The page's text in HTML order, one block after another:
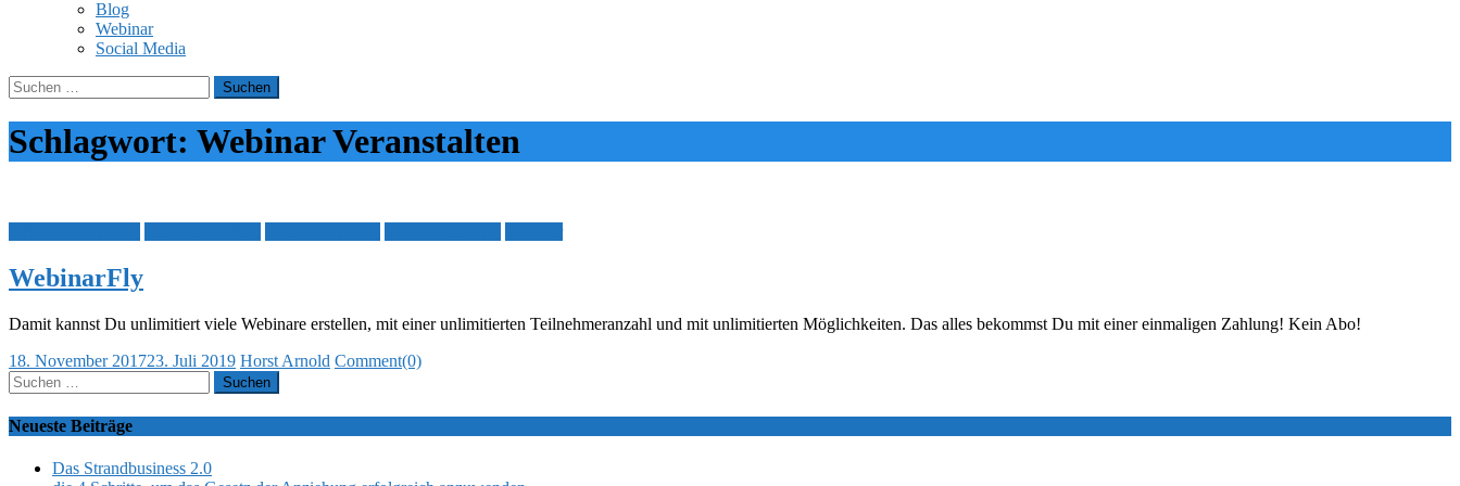
Blog
Webinar
Social Media
Suchen
nach:
Schlagwort: Webinar Veranstalten
WebinarFly
Damit kannst Du unlimitiert viele Webinare erstellen, mit einer unlimitierten Teilnehmeranzahl und mit unlimitierten Möglichkeiten. Das alles bekommst Du mit einer einmaligen Zahlung! Kein Abo!
Posted
on
18. November 201723. Juli 2019 Author
Horst Arnold Comment(0)
Suchen
nach:
Neueste Beiträge
Das Strandbusiness 2.0